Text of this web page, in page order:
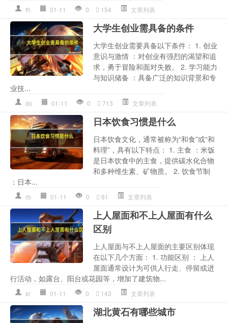
fh 01-11 0 154 文章列表
大学生创业需具备的条件
大学生创业需要具备以下条件： 1. 创业
意识与激情 ：对创业有强烈的渴望和追
求，勇于冒险和面对失败。 2. 学习能力
与知识储备 ：具备广泛的知识背景和专
业技...
dx 01-11 0 713 文章列表
日本饮食习惯是什么
日本饮食文化，通常被称为“和食”或“和
料理”，具有以下特点： 1. 主食 ：米饭
是日本饮食中的主食，提供碳水化合物
和多种维生素、矿物质。 2. 饮食节制
：日本...
rb 01-11 0 81 文章列表
上人屋面和不上人屋面有什么
区别
上人屋面与不上人屋面的主要区别体现
在以下几个方面： 1. 功能区别 ： 上人
屋面通常设计为可供人行走、停留或进
行活动，如露台、阳台或花园等，增加了建筑物...
sr 01-11 0 143 文章列表
湖北黄石有哪些城市